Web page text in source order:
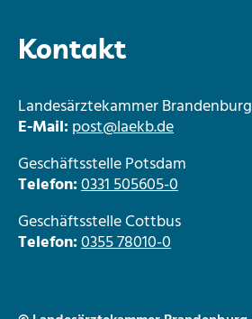
Kontakt
Landesärztekammer Brandenburg
E-Mail:post@laekb.de
Geschäftsstelle Potsdam
Telefon:0331 505605-0
Geschäftsstelle Cottbus
Telefon:0355 78010-0